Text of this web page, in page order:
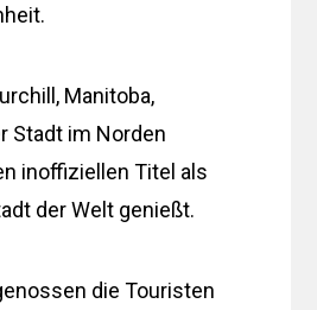
Manitoba,
Stadt im Norden
inoffiziellen Titel als
der Welt genießt.
die Touristen